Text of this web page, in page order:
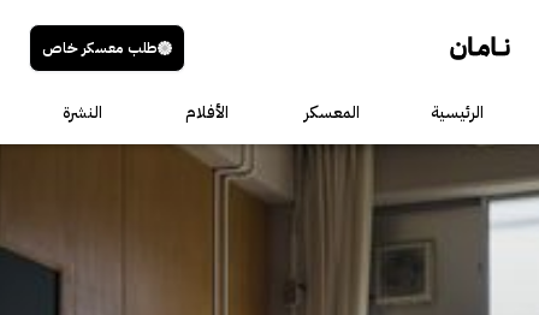
الوصف
طلب معسكر خاص
الرئيسية المعسكر الأفلام النشرة